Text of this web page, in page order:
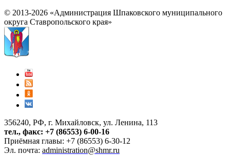
© 2013-2026 «Администрация Шпаковского муниципального
округа Ставропольского края»
356240, РФ, г. Михайловск, ул. Ленина, 113
тел., факс: +7 (86553) 6-00-16
Приёмная главы: +7 (86553) 6-30-12
Эл. почта: administration@shmr.ru